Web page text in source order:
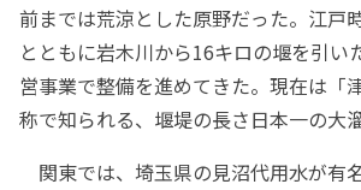
前までは荒涼とした原野だった。江戸
とともに岩木川から16キロの堰を引い
営事業で整備を進めてきた。現在は「
称で知られる、堰堤の長さ日本一の大
関東では、埼玉県の見沼代用水が有